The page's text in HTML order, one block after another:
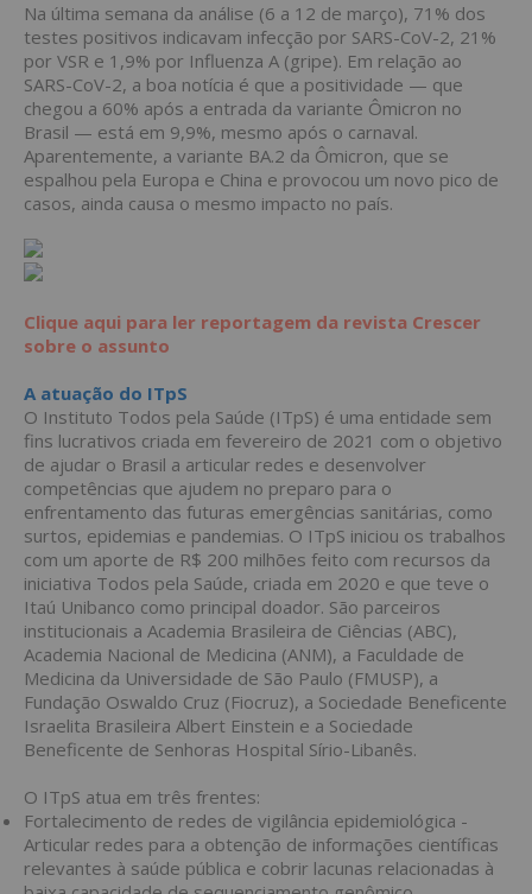
Na última semana da análise (6 a 12 de março), 71% dos
testes positivos indicavam infecção por SARS-CoV-2, 21%
por VSR e 1,9% por Influenza A (gripe). Em relação ao
SARS-CoV-2, a boa notícia é que a positividade — que
chegou a 60% após a entrada da variante Ômicron no
Brasil — está em 9,9%, mesmo após o carnaval.
Aparentemente, a variante BA.2 da Ômicron, que se
espalhou pela Europa e China e provocou um novo pico de
casos, ainda causa o mesmo impacto no país.
Clique aqui para ler reportagem da revista Crescer
sobre o assunto
A atuação do ITpS
O Instituto Todos pela Saúde (ITpS) é uma entidade sem
fins lucrativos criada em fevereiro de 2021 com o objetivo
de ajudar o Brasil a articular redes e desenvolver
competências que ajudem no preparo para o
enfrentamento das futuras emergências sanitárias, como
surtos, epidemias e pandemias. O ITpS iniciou os trabalhos
com um aporte de R$ 200 milhões feito com recursos da
iniciativa Todos pela Saúde, criada em 2020 e que teve o
Itaú Unibanco como principal doador. São parceiros
institucionais a Academia Brasileira de Ciências (ABC),
Academia Nacional de Medicina (ANM), a Faculdade de
Medicina da Universidade de São Paulo (FMUSP), a
Fundação Oswaldo Cruz (Fiocruz), a Sociedade Beneficente
Israelita Brasileira Albert Einstein e a Sociedade
Beneficente de Senhoras Hospital Sírio-Libanês.
O ITpS atua em três frentes:
Fortalecimento de redes de vigilância epidemiológica -
Articular redes para a obtenção de informações científicas
relevantes à saúde pública e cobrir lacunas relacionadas à